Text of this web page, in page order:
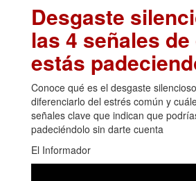
Desgaste
las 4 señales
estás
Conoce qué es el desgaste
diferenciarlo del estrés común y
señales clave que indican que
padeciéndolo sin darte cuenta
El Informador